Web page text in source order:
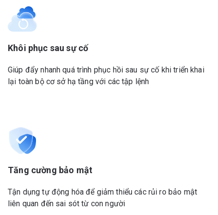
Khôi phục sau sự cố
Giúp đẩy nhanh quá trình phục hồi sau sự cố khi triển khai
lại toàn bộ cơ sở hạ tầng với các tập lệnh
Tăng cường bảo mật
Tận dụng tự động hóa để giảm thiểu các rủi ro bảo mật
liên quan đến sai sót từ con người